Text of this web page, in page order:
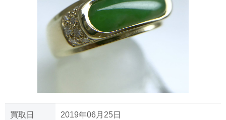
買取日 2019年06月25日